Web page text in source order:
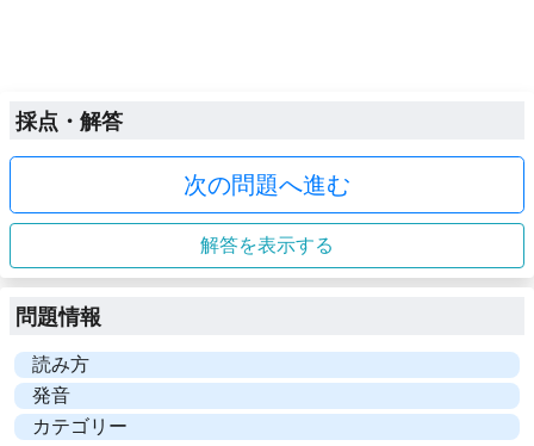
採点・解答
次の問題へ進む
解答を表示する
問題情報
読み方
発音
カテゴリー